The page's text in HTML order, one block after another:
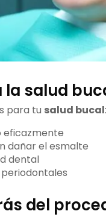
la salud
para tu salud bucal:
eficazmente
dañar el esmalte
dental
del